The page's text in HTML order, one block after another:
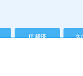
IT 経済 ス